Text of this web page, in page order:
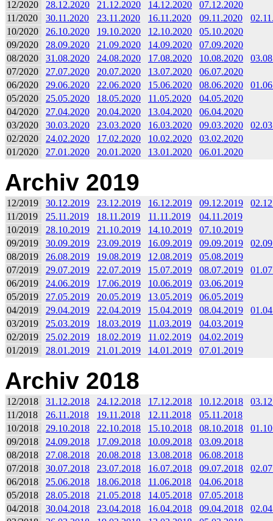
12/2020 28.12.2020 21.12.2020 14.12.2020
07.12.2020
11/2020
30.11.2020 23.11.2020 16.11.2020 09.11.2020
10/2020
26.10.2020 19.10.2020 12.10.2020
05.10.2020
09/2020
28.09.2020 21.09.2020 14.09.2020
07.09.2020
08/2020
31.08.2020 24.08.2020 17.08.2020 10.08.2020
07/2020
27.07.2020 20.07.2020 13.07.2020
06.07.2020
06/2020
29.06.2020 22.06.2020 15.06.2020 08.06.2020
05/2020
25.05.2020 18.05.2020 11.05.2020
04.05.2020
04/2020
27.04.2020 20.04.2020 13.04.2020
06.04.2020
03/2020
30.03.2020 23.03.2020 16.03.2020 09.03.2020
02/2020
24.02.2020 17.02.2020 10.02.2020
03.02.2020
01/2020
27.01.2020 20.01.2020 13.01.2020 06.01.2020
Archiv 2019
12/2019 30.12.2019 23.12.2019 16.12.2019 09.12.2019
11/2019
25.11.2019 18.11.2019 11.11.2019
04.11.2019
10/2019
28.10.2019 21.10.2019 14.10.2019
07.10.2019
09/2019
30.09.2019 23.09.2019 16.09.2019 09.09.2019
08/2019
26.08.2019 19.08.2019 12.08.2019
05.08.2019
07/2019
29.07.2019 22.07.2019 15.07.2019 08.07.2019
06/2019
24.06.2019 17.06.2019 10.06.2019
03.06.2019
05/2019
27.05.2019 20.05.2019 13.05.2019
06.05.2019
04/2019
29.04.2019 22.04.2019 15.04.2019 08.04.2019
03/2019
25.03.2019 18.03.2019 11.03.2019
04.03.2019
02/2019
25.02.2019 18.02.2019 11.02.2019
04.02.2019
01/2019
28.01.2019 21.01.2019 14.01.2019 07.01.2019
Archiv 2018
12/2018 31.12.2018 24.12.2018 17.12.2018 10.12.2018
11/2018
26.11.2018 19.11.2018 12.11.2018
05.11.2018
10/2018
29.10.2018 22.10.2018 15.10.2018 08.10.2018
09/2018
24.09.2018 17.09.2018 10.09.2018
03.09.2018
08/2018
27.08.2018 20.08.2018 13.08.2018
06.08.2018
07/2018
30.07.2018 23.07.2018 16.07.2018 09.07.2018
06/2018
25.06.2018 18.06.2018 11.06.2018
04.06.2018
05/2018
28.05.2018 21.05.2018 14.05.2018
07.05.2018
04/2018
30.04.2018 23.04.2018 16.04.2018 09.04.2018